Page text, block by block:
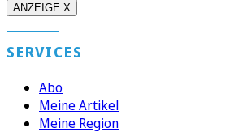
ANZEIGE X
SERVICES
Abo
Meine Artikel
Meine Region